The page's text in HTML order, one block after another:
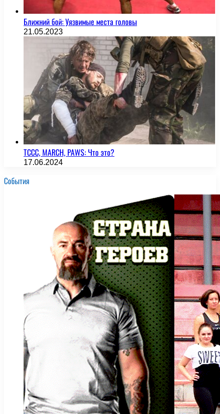
Ближний бой: Уязвимые места головы
21.05.2023
TCCC, MARCH, PAWS: Что это?
17.06.2024
События